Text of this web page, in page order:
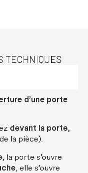
TECHNIQUES
d’une porte
devant la porte,
la pièce).
, la porte s’ouvre
, elle s’ouvre